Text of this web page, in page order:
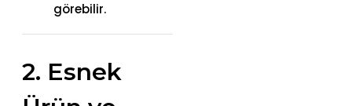
görebilir.
2. Esnek